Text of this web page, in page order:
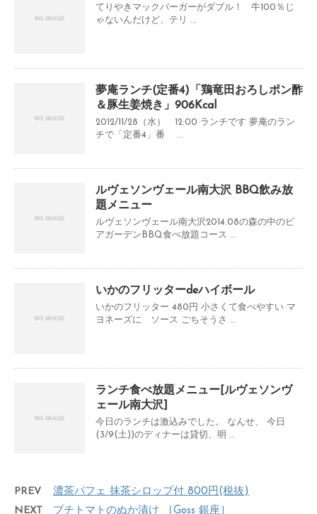
てりやきマックバーガーがダブル！ 牛100％じ
ゃないんだけど、テリ ...
夢庵ランチ(定番4)「鶏竜田おろしポン酢
＆豚生姜焼き」906Kcal
2012/11/28（水） 12:00 ランチです 夢庵のラン
チで「定番4」番 ...
ルヴェソンヴェール南大沢 BBQ飲み放
題メニュー
ルヴェソンヴェール南大沢2014.08の森の中のビ
アガーデンBBQ食べ放題コース ...
いかのフリッターdeハイボール
いかのフリッター 480円 小さくて食べやすい マ
ヨネーズに ソース ごちそうさ ...
ランチ食べ放題メニュー[ルヴェソンヴ
ェール南大沢]
今日のランチは激込みでした。 なんせ、 今日
(3/9(土))のディナーは貸切、明 ...
PREV
濃茶パフェ 抹茶シロップ付 800円(税抜)
NEXT
プチトマトのぬか漬け ［Goss 銀座］